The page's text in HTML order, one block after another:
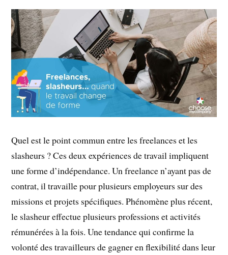
Quel est le point commun entre les freelances et les
slasheurs ? Ces deux expériences de travail impliquent
une forme d’indépendance. Un freelance n’ayant pas de
contrat, il travaille pour plusieurs employeurs sur des
missions et projets spécifiques. Phénomène plus récent,
le slasheur effectue plusieurs professions et activités
rémunérées à la fois. Une tendance qui confirme la
volonté des travailleurs de gagner en flexibilité dans leur